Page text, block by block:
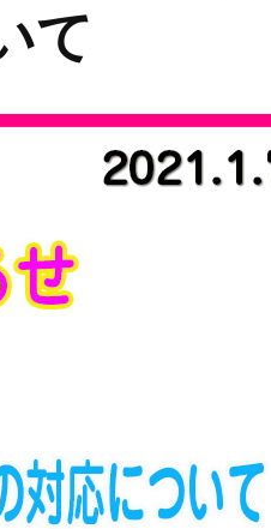
て